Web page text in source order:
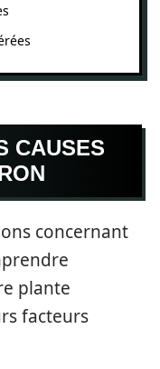
CAUSES
concernant
plante
facteurs